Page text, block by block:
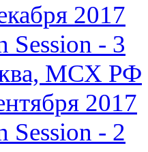
2017
Session - 3
МСХ РФ
2017
Session - 2